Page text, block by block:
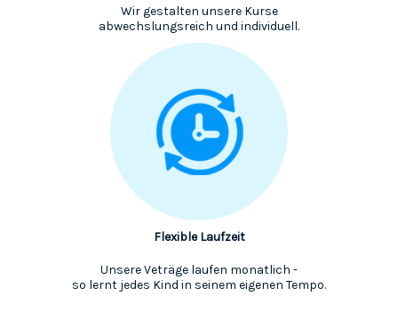
Wir gestalten unsere Kurse
abwechslungsreich und individuell.
Flexible Laufzeit
Unsere Veträge laufen monatlich -
so lernt jedes Kind in seinem eigenen Tempo.